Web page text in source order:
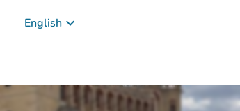
English keyboard_arrow_down